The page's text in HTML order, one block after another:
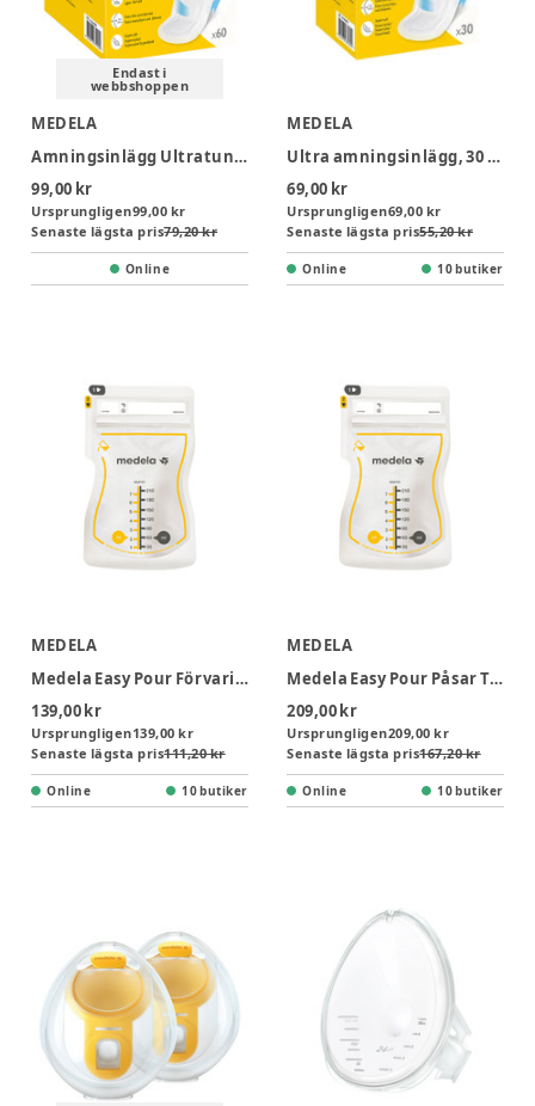
Endast i
webbshoppen
MEDELA
Amningsinlägg Ultratunna 60 st
99,00 kr
Ursprungligen99,00 kr
Senaste lägsta pris79,20 kr
Online
MEDELA
Ultra amningsinlägg, 30 stk
69,00 kr
Ursprungligen69,00 kr
Senaste lägsta pris55,20 kr
Online 10 butiker
MEDELA
Medela Easy Pour Förvaringspåsar Till Bröstmjölk - 25 st
139,00 kr
Ursprungligen139,00 kr
Senaste lägsta pris111,20 kr
Online 10 butiker
MEDELA
Medela Easy Pour Påsar Till Bröstmjölk - 50 st
209,00 kr
Ursprungligen209,00 kr
Senaste lägsta pris167,20 kr
Online 10 butiker